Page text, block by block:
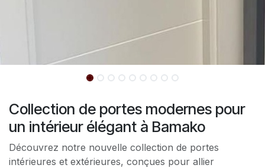
Collection de portes modernes pour
un intérieur élégant à Bamako
Découvrez notre nouvelle collection de portes
intérieures et extérieures, conçues pour allier